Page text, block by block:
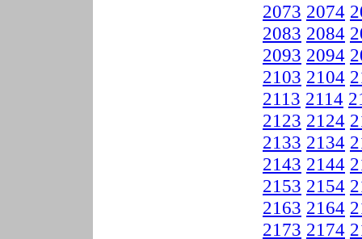
2073 2074
2083 2084
2093 2094
2103 2104
2113 2114
2123 2124
2133 2134
2143 2144
2153 2154
2163 2164
2173 2174